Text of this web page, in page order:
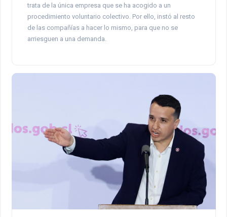
trata de la única empresa que se ha acogido a un
procedimiento voluntario colectivo. Por ello, instó al resto
de las compañías a hacer lo mismo, para que no se
arriesguen a una demanda.